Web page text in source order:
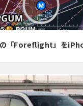
「Foreflight」を